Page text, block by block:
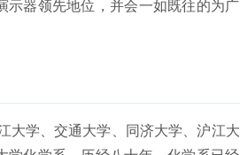
器领先地位，并会一如既往的为
学、交通大学、同济大学、沪江大